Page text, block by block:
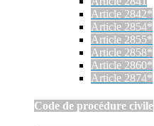
Article 2842*
Article 2854*
Article 2855*
Article 2858*
Article 2860*
Article 2874*
Code de procédure civile